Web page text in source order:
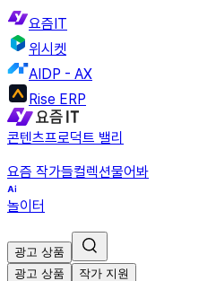
요즘IT
위시켓
AIDP - AX
Rise ERP
콘텐츠프로덕트 밸리
요즘 작가들컬렉션물어봐
놀이터
광고 상품
광고 상품
작가 지원